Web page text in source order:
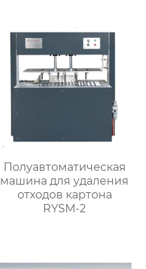
склеивающая машина
RYKM-800
Полуавтоматическая
машина для удаления
отходов картона
RYSM-2